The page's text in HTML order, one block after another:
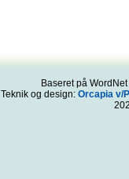
Baseret på
Teknik og design: Orcapia v/